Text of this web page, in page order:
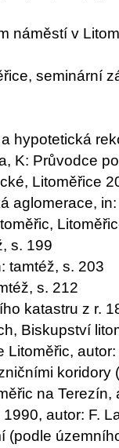
náměstí v
seminární
hypotetická
K: Průvodce
Litoměřice
aglomerace,
s. 199
tamtéž, s. 203
s. 212
katastru z r.
Biskupství
autor:
koridory
na Terezín,
autor: F.
(podle